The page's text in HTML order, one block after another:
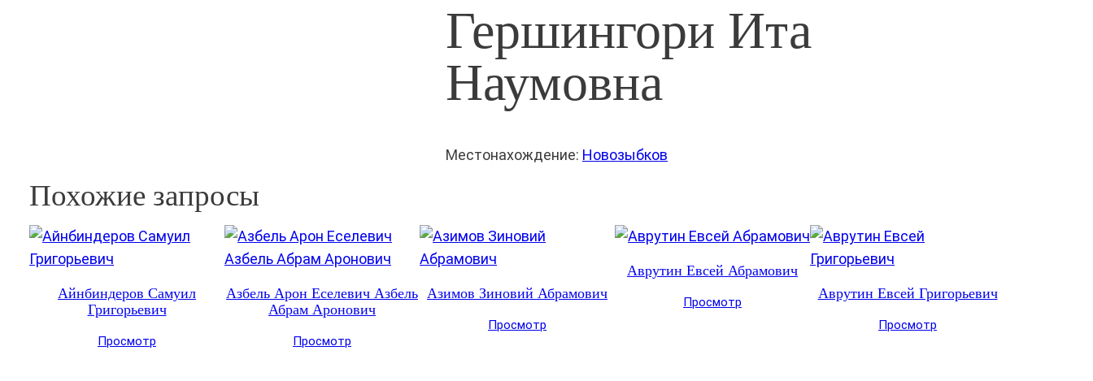
Гершингори Ита
Наумовна
Местонахождение: Новозыбков
Похожие запросы
Айнбиндеров Самуил
Григорьевич
Просмотр
Азбель Арон Еселевич Азбель
Абрам Аронович
Просмотр
Азимов Зиновий Абрамович
Просмотр
Аврутин Евсей Абрамович
Просмотр
Аврутин Евсей Григорьевич
Просмотр